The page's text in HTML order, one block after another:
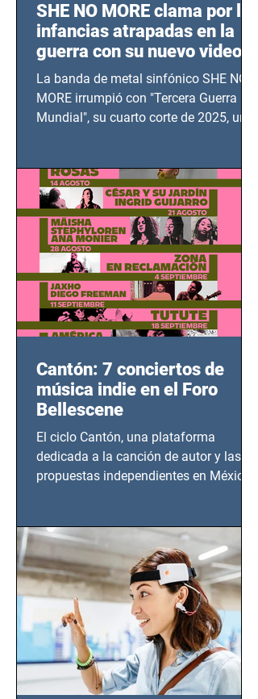
SHE NO MORE clama por las
infancias atrapadas en la
guerra con su nuevo video
TERCERA GUERRA
MUNDIAL
La banda de metal sinfónico SHE NO
MORE irrumpió con "Tercera Guerra
Mundial", su cuarto corte de 2025, un
bélicos.
Cantón: 7 conciertos de
música indie en el Foro
Bellescene
El ciclo Cantón, una plataforma
dedicada a la canción de autor y las
propuestas independientes en México,
CDMX), todos los miércoles a partir del
14 de agosto al 25 de septiembre, a las
20:00 horas.